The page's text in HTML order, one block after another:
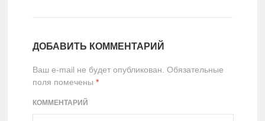
ДОБАВИТЬ КОММЕНТАРИЙ
Ваш e-mail не будет опубликован. Обязательные
поля помечены *
КОММЕНТАРИЙ